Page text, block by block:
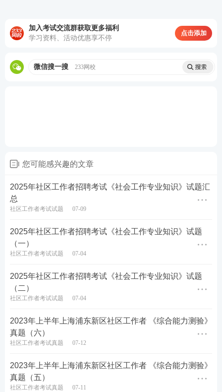
D.无法确定
改革
D.通过反垄断法,反不正当竞争法等法律法规的实施，
打击市场垄断不正当竞争行为
查看答案
27.()是中国历史著名以少胜多的战例，北府兵声威大
震，谢玄，谢安，谢石声名大噪，也是草木皆兵，风
声鹤唳出处。
B.赤壁之战
D.淝水之战
加入考试交流群获取更多福利
学习资料、活动优惠享不停
点击添加
微信搜一搜 233网校
您可能感兴趣的文章
2025年社区工作者招聘考试《社会工作专业知识》试题汇
总
社区工作者考试试题 07-09
2025年社区工作者招聘考试《社会工作专业知识》试题
（一）
社区工作者考试试题 07-04
2025年社区工作者招聘考试《社会工作专业知识》试题
（二）
社区工作者考试试题 07-04
2023年上半年上海浦东新区社区工作者 《综合能力测验》
真题（六）
社区工作者考试真题 07-12
2023年上半年上海浦东新区社区工作者 《综合能力测验》
真题（五）
社区工作者考试真题 07-11